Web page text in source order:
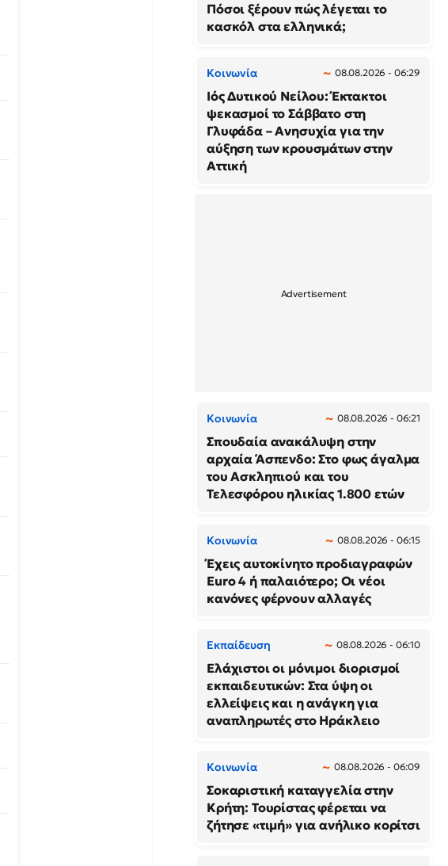
Πόσοι ξέρουν πώς λέγεται το
κασκόλ στα ελληνικά;
Κοινωνία 08.08.2026 - 06:29
Ιός Δυτικού Νείλου: Έκτακτοι
ψεκασμοί το Σάββατο στη
Γλυφάδα – Ανησυχία για την
αύξηση των κρουσμάτων στην
Αττική
Κοινωνία 08.08.2026 - 06:21
Σπουδαία ανακάλυψη στην
αρχαία Άσπενδο: Στο φως άγαλμα
του Ασκληπιού και του
Τελεσφόρου ηλικίας 1.800 ετών
Κοινωνία 08.08.2026 - 06:15
Έχεις αυτοκίνητο προδιαγραφών
Euro 4 ή παλαιότερο; Οι νέοι
κανόνες φέρνουν αλλαγές
Εκπαίδευση 08.08.2026 - 06:10
Ελάχιστοι οι μόνιμοι διορισμοί
εκπαιδευτικών: Στα ύψη οι
ελλείψεις και η ανάγκη για
αναπληρωτές στο Ηράκλειο
Κοινωνία 08.08.2026 - 06:09
Σοκαριστική καταγγελία στην
Κρήτη: Τουρίστας φέρεται να
ζήτησε «τιμή» για ανήλικο κορίτσι